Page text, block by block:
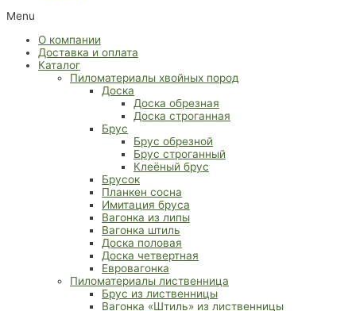
Menu
О компании
Доставка и оплата
Каталог
Пиломатериалы хвойных пород
Доска
Доска обрезная
Доска строганная
Брус
Брус обрезной
Брус строганный
Клеёный брус
Брусок
Планкен сосна
Имитация бруса
Вагонка из липы
Вагонка штиль
Доска половая
Доска четвертная
Евровагонка
Пиломатериалы лиственница
Брус из лиственницы
Вагонка «Штиль» из лиственницы